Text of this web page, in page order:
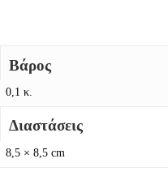
Βάρος
0,1 κ.
Διαστάσεις
8,5 × 8,5 cm